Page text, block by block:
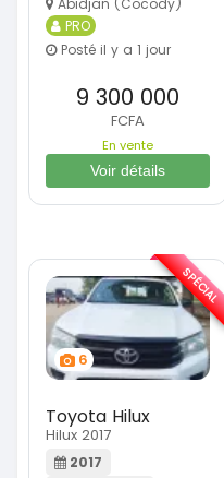
Abidjan (Cocody)
PRO
Posté il y a 1 jour
9 300 000
FCFA
En vente
Voir détails
6
Toyota Hilux
Hilux 2017
2017
SPÉCIAL